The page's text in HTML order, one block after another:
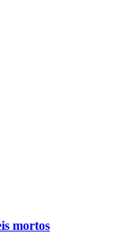
mortos